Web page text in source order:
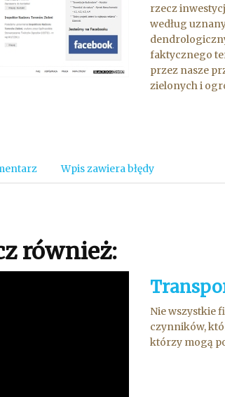
rzecz
według
faktycznego
przez nasze
zielonych i
Wpis zawiera błędy
również:
Nie wszystkie
czynników,
którzy mogą